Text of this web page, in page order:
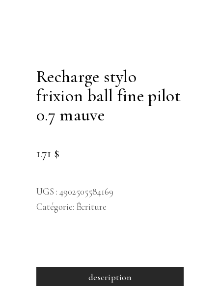
recharge stylo
frixion ball fine pilot
0.7 mauve
1.71 $
UGS : 4902505584169
Catégorie: Écriture
description